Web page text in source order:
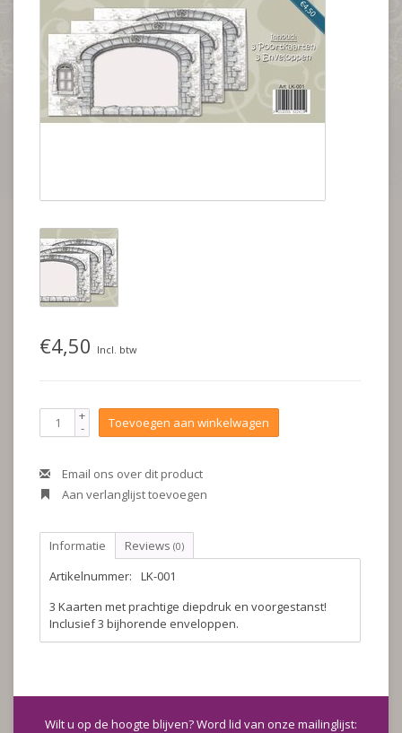
€4,50 Incl. btw
+
- Toevoegen aan winkelwagen
Email ons over dit product
Aan verlanglijst toevoegen
Informatie Reviews (0)
Artikelnummer:
LK-001
3 Kaarten met prachtige diepdruk en voorgestanst!
Inclusief 3 bijhorende enveloppen.
Wilt u op de hoogte blijven? Word lid van onze mailinglijst: